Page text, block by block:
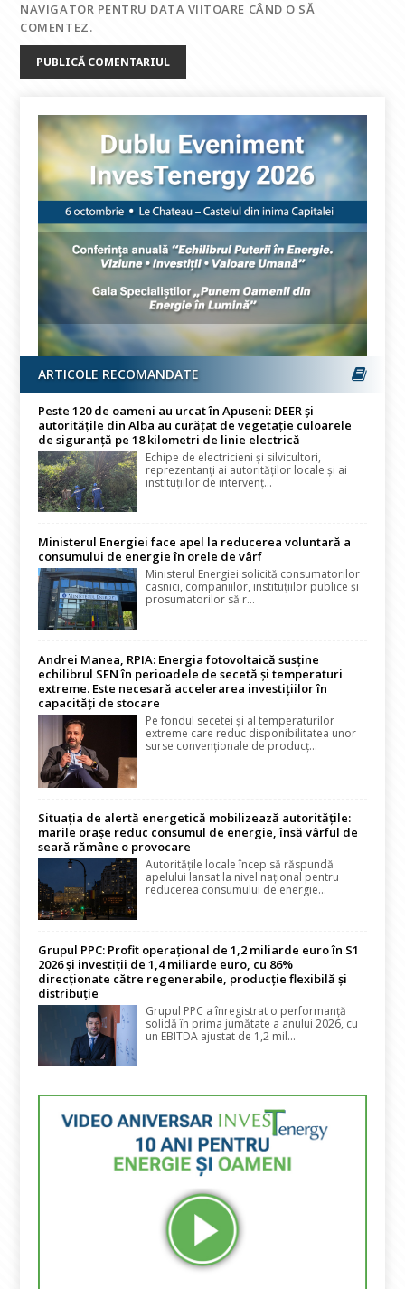
NAVIGATOR PENTRU DATA VIITOARE CÂND O SĂ
COMENTEZ.
ARTICOLE RECOMANDATE
Peste 120 de oameni au urcat în Apuseni: DEER și
autoritățile din Alba au curățat de vegetație culoarele
de siguranță pe 18 kilometri de linie electrică
Echipe de electricieni și silvicultori,
reprezentanți ai autorităților locale și ai
instituțiilor de intervenț...
Ministerul Energiei face apel la reducerea voluntară a
consumului de energie în orele de vârf
Ministerul Energiei solicită consumatorilor
casnici, companiilor, instituțiilor publice și
prosumatorilor să r...
Andrei Manea, RPIA: Energia fotovoltaică susține
echilibrul SEN în perioadele de secetă și temperaturi
extreme. Este necesară accelerarea investițiilor în
capacități de stocare
Pe fondul secetei și al temperaturilor
extreme care reduc disponibilitatea unor
surse convenționale de producț...
Situația de alertă energetică mobilizează autoritățile:
marile orașe reduc consumul de energie, însă vârful de
seară rămâne o provocare
Autoritățile locale încep să răspundă
apelului lansat la nivel național pentru
reducerea consumului de energie...
Grupul PPC: Profit operațional de 1,2 miliarde euro în S1
2026 și investiții de 1,4 miliarde euro, cu 86%
direcționate către regenerabile, producție flexibilă și
distribuție
Grupul PPC a înregistrat o performanță
solidă în prima jumătate a anului 2026, cu
un EBITDA ajustat de 1,2 mil...